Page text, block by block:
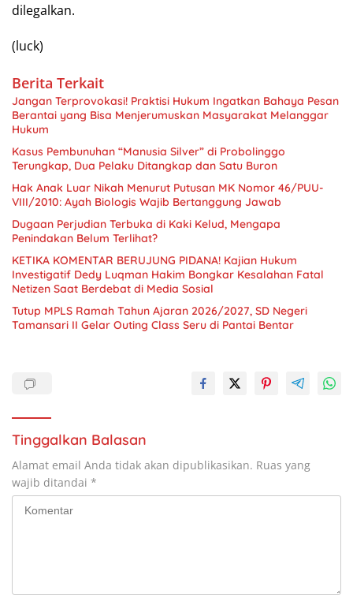
dilegalkan.
(luck)
Berita Terkait
Jangan Terprovokasi! Praktisi Hukum Ingatkan Bahaya Pesan
Berantai yang Bisa Menjerumuskan Masyarakat Melanggar
Hukum
Kasus Pembunuhan “Manusia Silver” di Probolinggo
Terungkap, Dua Pelaku Ditangkap dan Satu Buron
Hak Anak Luar Nikah Menurut Putusan MK Nomor 46/PUU-
VIII/2010: Ayah Biologis Wajib Bertanggung Jawab
Dugaan Perjudian Terbuka di Kaki Kelud, Mengapa
Penindakan Belum Terlihat?
KETIKA KOMENTAR BERUJUNG PIDANA! Kajian Hukum
Investigatif Dedy Luqman Hakim Bongkar Kesalahan Fatal
Netizen Saat Berdebat di Media Sosial
Tutup MPLS Ramah Tahun Ajaran 2026/2027, SD Negeri
Tamansari II Gelar Outing Class Seru di Pantai Bentar
Tinggalkan Balasan
Alamat email Anda tidak akan dipublikasikan. Ruas yang
wajib ditandai *